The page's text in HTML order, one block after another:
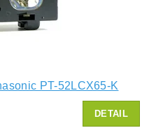
PT-52LCX65-K
DETAIL